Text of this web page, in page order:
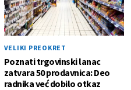
VELIKI PREOKRET
Poznati trgovinski lanac
zatvara 50 prodavnica: Deo
radnika već dobilo otkaz